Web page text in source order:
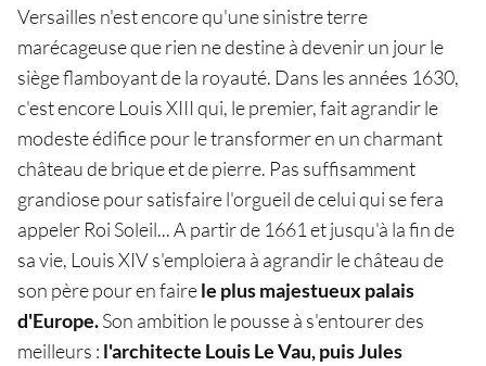
Versailles n'est encore qu'une sinistre terre
marécageuse que rien ne destine à devenir un jour le
siège flamboyant de la royauté. Dans les années 1630,
c'est encore Louis XIII qui, le premier, fait agrandir le
modeste édifice pour le transformer en un charmant
château de brique et de pierre. Pas suffisamment
grandiose pour satisfaire l'orgueil de celui qui se fera
appeler Roi Soleil... A partir de 1661 et jusqu'à la fin de
sa vie, Louis XIV s'emploiera à agrandir le château de
son père pour en fairele plus majestueux palais
d'Europe.Son ambition le pousse à s'entourer des
meilleurs : l'architecte Louis Le Vau, puis Jules